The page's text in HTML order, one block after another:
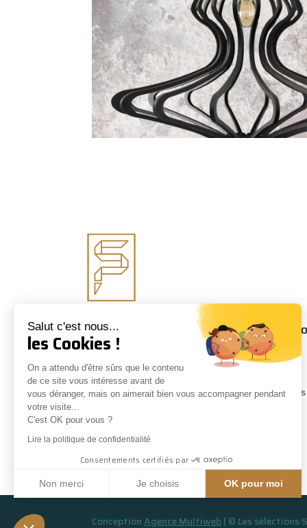
Salut c'est nous...
les Cookies !
On a attendu d'être sûrs que le contenu
de ce site vous intéresse avant de
vous déranger, mais on aimerait bien vous accompagner pendant
votre visite...
C'est OK pour vous ?
Lire la politique de confidentialité
Consentements certifiés par
Non merci Je choisis
OK pour moi
Suivez-nous
À propos
Nos marques
ConceptionAgence Multiweb| © Les sélections